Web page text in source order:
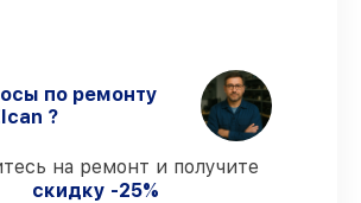
прицела Elcan SpecterDR
T2 строго по
– все все виды
защищены гарантийной
до 3 лет.
по ремонту
?
на ремонт и получите
скидку -25%